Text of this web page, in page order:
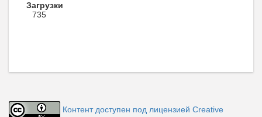
Загрузки
735
Контент доступен под лицензией Creative